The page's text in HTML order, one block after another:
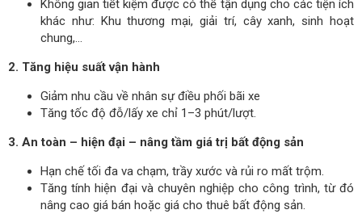
Không gian tiết kiệm được có thể tận dụng cho các tiện ích
khác như: Khu thương mại, giải trí, cây xanh, sinh hoạt
chung,…
2. Tăng hiệu suất vận hành
Giảm nhu cầu về nhân sự điều phối bãi xe
Tăng tốc độ đỗ/lấy xe chỉ 1–3 phút/lượt.
3. An toàn – hiện đại – nâng tầm giá trị bất động sản
Hạn chế tối đa va chạm, trầy xước và rủi ro mất trộm.
Tăng tính hiện đại và chuyên nghiệp cho công trình, từ đó
nâng cao giá bán hoặc giá cho thuê bất động sản.